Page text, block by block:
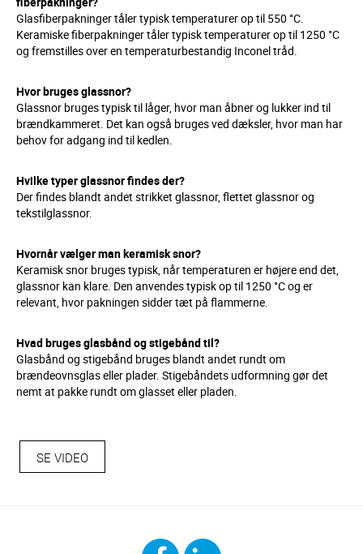
Glasfiberpakninger tåler typisk temperaturer op til 550 °C.
Keramiske fiberpakninger tåler typisk temperaturer op til 1250 °C
og fremstilles over en temperaturbestandig Inconel tråd.
Hvor bruges glassnor?
Glassnor bruges typisk til låger, hvor man åbner og lukker ind til
brændkammeret. Det kan også bruges ved dæksler, hvor man har
behov for adgang ind til kedlen.
Hvilke typer glassnor findes der?
Der findes blandt andet strikket glassnor, flettet glassnor og
tekstilglassnor.
Hvornår vælger man keramisk snor?
Keramisk snor bruges typisk, når temperaturen er højere end det,
glassnor kan klare. Den anvendes typisk op til 1250 °C og er
relevant, hvor pakningen sidder tæt på flammerne.
Hvad bruges glasbånd og stigebånd til?
Glasbånd og stigebånd bruges blandt andet rundt om
brændeovnsglas eller plader. Stigebåndets udformning gør det
nemt at pakke rundt om glasset eller pladen.
SE VIDEO